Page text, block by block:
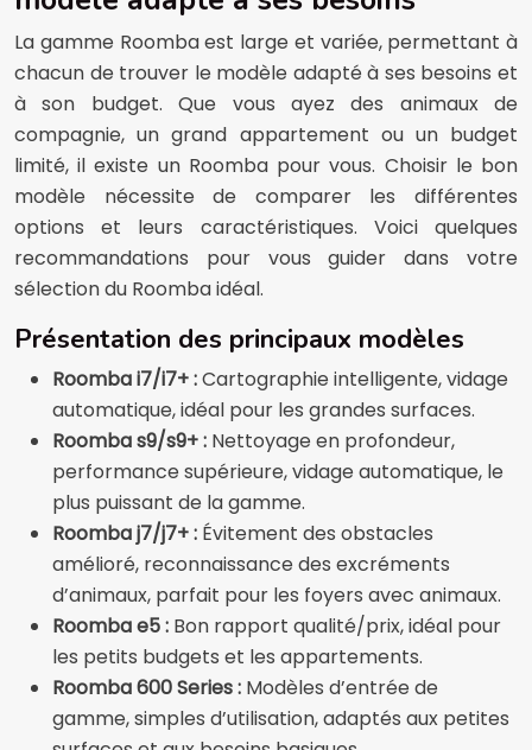
La gamme Roomba est large et variée, permettant à
chacun de trouver le modèle adapté à ses besoins et
à son budget. Que vous ayez des animaux de
compagnie, un grand appartement ou un budget
limité, il existe un Roomba pour vous. Choisir le bon
modèle nécessite de comparer les différentes
options et leurs caractéristiques. Voici quelques
recommandations pour vous guider dans votre
sélection du Roomba idéal.
Présentation des principaux modèles
Roomba i7/i7+ :Cartographie intelligente, vidage
automatique, idéal pour les grandes surfaces.
Roomba s9/s9+ : Nettoyage en profondeur,
performance supérieure, vidage automatique, le
plus puissant de la gamme.
Roomba j7/j7+ : Évitement des obstacles
amélioré, reconnaissance des excréments
d’animaux, parfait pour les foyers avec animaux.
Roomba e5 : Bon rapport qualité/prix, idéal pour
les petits budgets et les appartements.
Roomba 600 Series : Modèles d’entrée de
gamme, simples d’utilisation, adaptés aux petites